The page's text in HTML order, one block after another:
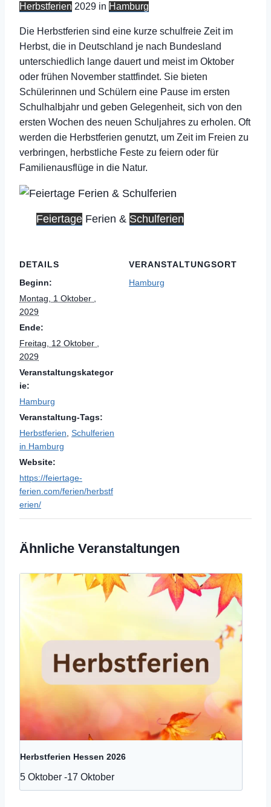
Herbstferien 2029 in Hamburg
Die Herbstferien sind eine kurze schulfreie Zeit im
Herbst, die in Deutschland je nach Bundesland
unterschiedlich lange dauert und meist im Oktober
oder frühen November stattfindet. Sie bieten
Schülerinnen und Schülern eine Pause im ersten
Schulhalbjahr und geben Gelegenheit, sich von den
ersten Wochen des neuen Schuljahres zu erholen. Oft
werden die Herbstferien genutzt, um Zeit im Freien zu
verbringen, herbstliche Feste zu feiern oder für
Familienausflüge in die Natur.
Feiertage Ferien & Schulferien
DETAILS
Beginn:
Montag, 1 Oktober ,
2029
Ende:
Freitag, 12 Oktober ,
2029
Veranstaltungskategor
ie:
Hamburg
Veranstaltung-Tags:
Herbstferien, Schulferien
in Hamburg
Website:
https://feiertage-
ferien.com/ferien/herbstf
erien/
VERANSTALTUNGSORT
Hamburg
Ähnliche Veranstaltungen
Herbstferien Hessen 2026
5 Oktober -17 Oktober